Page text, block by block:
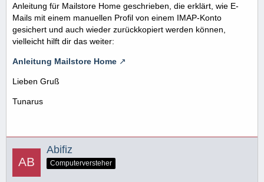
Anleitung für Mailstore Home geschrieben, die erklärt, wie E-
Mails mit einem manuellen Profil von einem IMAP-Konto
gesichert und auch wieder zurückkopiert werden können,
vielleicht hilft dir das weiter:
Anleitung Mailstore Home
Lieben Gruß
Tunarus
Abifiz
Computerversteher